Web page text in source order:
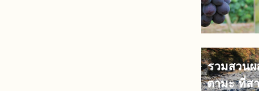
รวมสวนผ
ตามะ ที่ส